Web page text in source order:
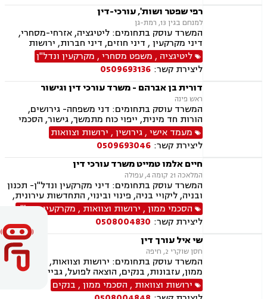
רפי שפטר ושות', עורכי-דין
למנחם בגין 13, רמת-גן
המשרד עוסק בתחומים: ליטיגציה, אזרחי-מסחרי,
דיני מקרקעין , דיני חוזים, דיני חברות, ירושות
וצוואות, לשון הרע, קניין רוחני, מכרזים
ליטיגציה , משפט מסחרי, מקרקעין ונדל"ן
ליצירת קשר: 0509693136
דורית בן אברהם - משרד עורכי דין וגישור
ראש פינה
המשרד עוסק בתחומים: דני משפחה- גירושים,
הורות חד מינית, ייפוי כוח מתמשך, גישור, הסכמי
ממון, צוואות וירושות, חלוקת רכוש. פלילי- עבירות
מין וסמים, אלימות במשפחה ותעבורה
מעמד אישי,גירושין, ירושות וצוואות
ליצירת קשר: 0509693046
חיים אלמו טמייט משרד עורכי דין
המלאכה 21 קומה 4, עפולה
המשרד עוסק בתחומים: דיני מקרקעין ונדל"ן- תכנון
ובניה, ליקויי בניה, פינוי ובינוי, התחדשות עירונית,
תמ"א 38 ובתים משותפים, הסכמי ממון, ירושות
וצוואות, ייפוי כוח מתמשך, הדין האתיופי, דיני
חוזים, נוטריון.
הסכמי ממון, ירושות וצוואות , מקרקעין ונדל"ן
ליצירת קשר: 0508004830
שי איל עורך דין
חסן שוקרי 2, חיפה
המשרד עוסק בתחומים: ירושות וצוואות, הסכמי
ממון, עזבונות, בנקים, הוצאה לפועל, גביית חובות,
חדלות פירעון, פינוי מושכר, נזקי גוף ותאונות,
תאונות דרכים, מקרקעין ונדל"ן, עסקאות מכר דירה
ירושות וצוואות , הסכמי ממון, בנקים